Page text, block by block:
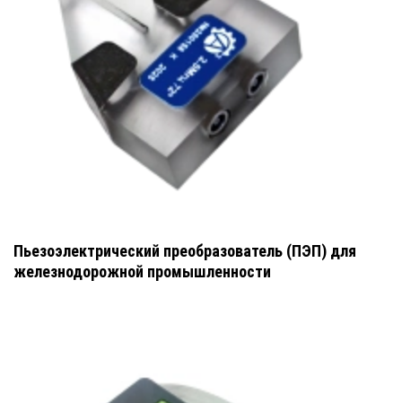
Пьезоэлектрический преобразователь (ПЭП) для
железнодорожной промышленности